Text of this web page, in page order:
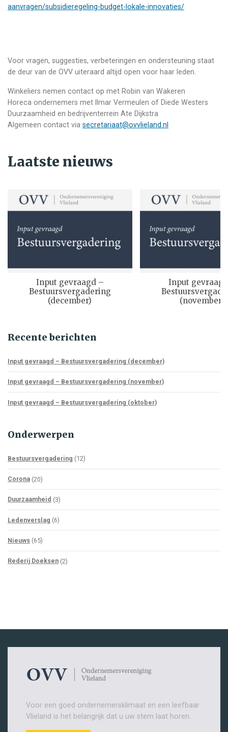
aanvragen/subsidieregeling-budget-lokale-innovaties/
Voor vragen, suggesties, verbeteringen en ondersteuning staat
de deur van de OVV uiteraard altijd open voor haar leden.
Winkeliers nemen contact op met Robin van Wakeren
Horeca ondernemers met Ilmar Vermeulen of Diede Westers
Duurzaamheid en bedrijventerrein Ate Dijkstra
Algemeen contact via secretariaat@ovvlieland.nl
Laatste nieuws
Input gevraagd –
Bestuursvergadering
(december)
Input
(november)
Recente berichten
Input gevraagd – Bestuursvergadering (december)
Input gevraagd – Bestuursvergadering (november)
Input gevraagd – Bestuursvergadering (oktober)
Onderwerpen
Bestuursvergadering (12)
Corona (20)
Duurzaamheid (3)
Ledenverslag (6)
Nieuws (65)
Rederij Doeksen (2)
Voor een goed ondernemersklimaat en een leefbaar
Vlieland is het belangrijk dat u uw stem laat horen.